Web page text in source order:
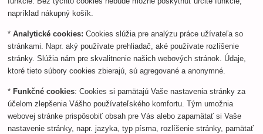
napríklad nákupný košík.
*Analytické cookies: Cookies slúžia pre analýzu práce užívateľa so
stránkami. Napr. aký používate prehliadač, aké používate rozlíšenie
stránky. Slúžia nám pre skvalitnenie našich webových stránok. Údaje,
ktoré tieto súbory cookies zbierajú, sú agregované a anonymné.
* Funkčné cookies: Cookies si pamätajú Vaše nastavenia stránky za
účelom zlepšenia Vášho používateľského komfortu. Tým umožnia
webovej stránke prispôsobiť obsah pre Vás alebo zapamätať si Vaše
nastavenie stránky, napr. jazyka, typ písma, rozlíšenie stránky, pamätať